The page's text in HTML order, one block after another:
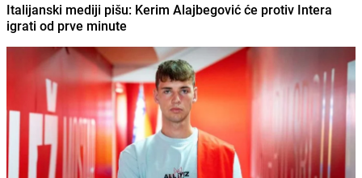
Italijanski mediji pišu: Kerim Alajbegović će protiv Intera
igrati od prve minute